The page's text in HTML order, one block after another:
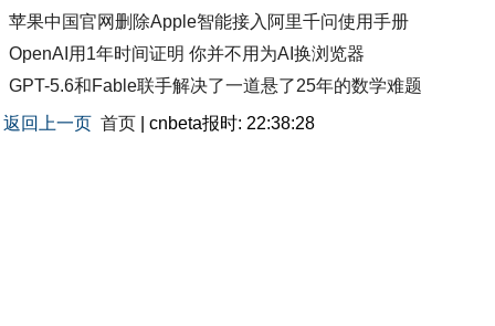
苹果中国官网删除Apple智能接入阿里千问使用手册
OpenAI用1年时间证明 你并不用为AI换浏览器
GPT-5.6和Fable联手解决了一道悬了25年的数学难题
返回上一页 首页 | cnbeta报时: 22:38:28